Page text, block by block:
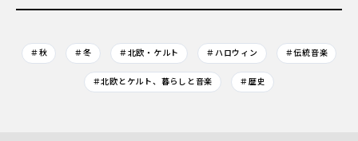
＃秋 ＃冬 ＃北欧・ケルト ＃ハロウィン ＃伝統音楽
＃北欧とケルト、暮らしと音楽 ＃歴史